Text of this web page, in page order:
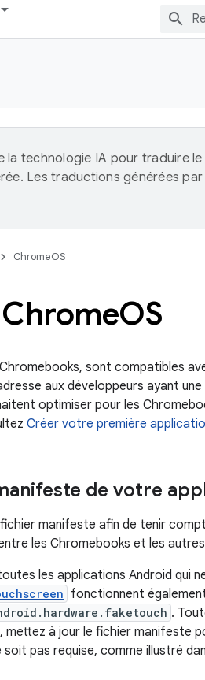
la technologie IA pour traduire le
Les traductions générées par
ChromeOS
OS
sont compatibles
aux développeurs ayant
optimiser pour les
Créer votre première
de votre
manifeste afin de tenir
les Chromebooks et les
les applications Android qui
fonctionnent
.
à jour le fichier manifeste
soit pas requise, comme illustré